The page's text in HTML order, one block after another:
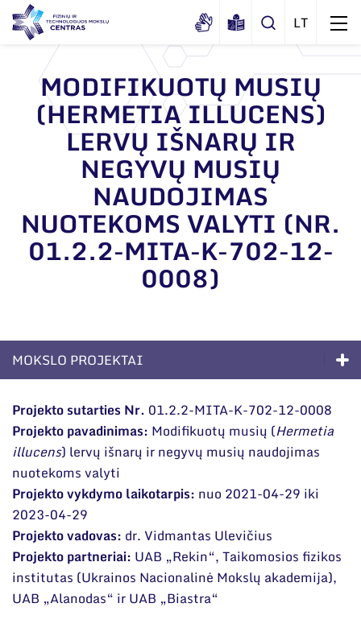
Apie mus
Dokumentai
Sertifikatai ir akreditavimo pažymėjimai
Viešieji pirkimai
Korupcijos prevencija
Duomenų apsauga
Narystė nacionalinėse ir tarptautinėse
organizacijose bei asociacijose
Struktūra
Administracija
Administraciniai skyriai
Moksliniai skyriai
Mokslo taryba
Mokslininkai emeritai
Naujienos
Renginiai
Tinklalaidės
Leidiniai
Bendri rekvizitai
Administracija
MODIFIKUOTŲ MUSIŲ
(HERMETIA ILLUCENS)
LERVŲ IŠNARŲ IR
NEGYVŲ MUSIŲ
NAUDOJIMAS
NUOTEKOMS VALYTI (NR.
01.2.2-MITA-K-702-12-
0008)
MOKSLO PROJEKTAI
Ilgalaikės programos
Moksliniai skyriai
Mokslinės publikacijos
Mokslo projektai
Patentai
Mokslo renginiai
Projekto sutarties Nr. 01.2.2-MITA-K-702-12-0008
Projekto pavadinimas: Modifikuotų musių (Hermetia
illucens) lervų išnarų ir negyvų musių naudojimas
nuotekoms valyti
Projekto vykdymo laikotarpis: nuo 2021-04-29 iki
2023-04-29
Projekto vadovas: dr. Vidmantas Ulevičius
Projekto partneriai: UAB „Rekin“, Taikomosios fizikos
institutas (Ukrainos Nacionalinė Mokslų akademija),
UAB „Alanodas“ ir UAB „Biastra“